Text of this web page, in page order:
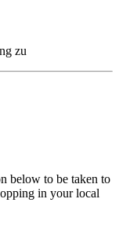
zu
below to be taken to
in your local